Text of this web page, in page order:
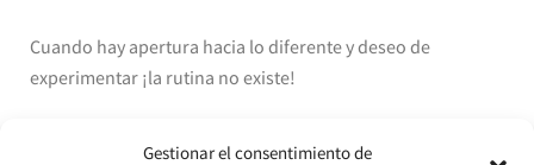
Gestionar el consentimiento de
Cuando hay apertura hacia lo diferente y deseo de
experimentar ¡la rutina no existe!